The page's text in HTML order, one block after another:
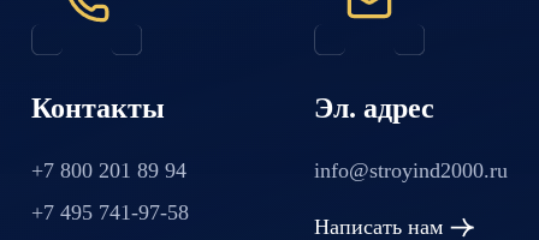
Контакты
+7 800 201 89 94
+7 495 741-97-58
Эл. адрес
info@stroyind2000.ru
Написать нам